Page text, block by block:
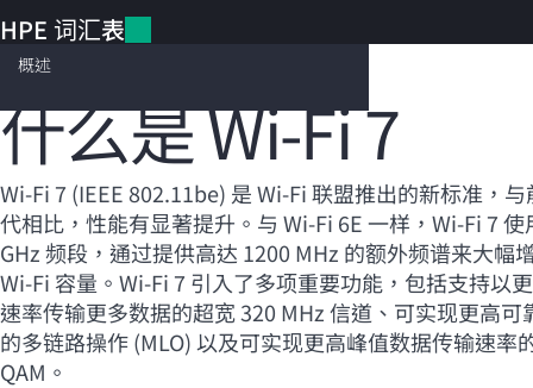
您的购物车目前是空的
前往 HPE 商店浏览、配置和订购。
立即购买
概述
HPE 词汇表
Wi-Fi 7
什么是Wi-Fi7
Wi-Fi 7 (IEEE 802.11be) 是Wi-Fi联盟推出的新标准，与
代相比，性能有显著提升。与 Wi-Fi 6E 一样， Wi-Fi 7 使
GHz 频段，通过提供高达 1200 MHz 的额外频谱来大幅
Wi-Fi 容量。 Wi-Fi 7 引入了多项重要功能，包括支持以
速率传输更多数据的超宽 320 MHz 信道、可实现更高可
的多链路操作 (MLO) 以及可实现更高峰值数据传输速率
QAM。